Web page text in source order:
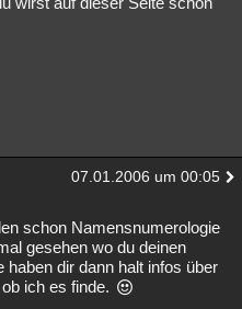
07.01.2006 um 00:05
schon Namensnumerologie
gesehen wo du deinen
dir dann halt infos über
ich es finde.